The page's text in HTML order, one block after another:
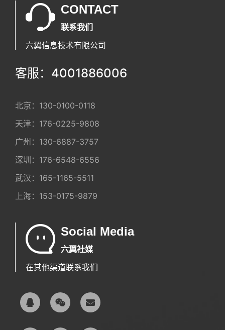
CONTACT
联系我们
六翼信息技术有限公司
客服：4001886006
北京： 130-0100-0118
天津： 176-0225-9808
广州： 130-6887-3757
深圳： 176-6548-6556
武汉： 165-1165-5511
上海： 153-0175-9879
Social Media
六翼社媒
在其他渠道联系我们